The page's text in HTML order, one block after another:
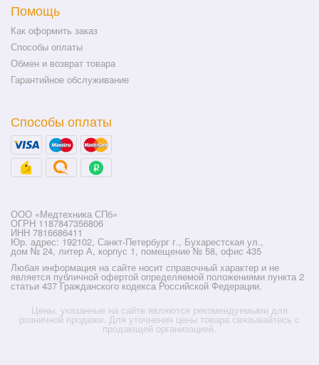
Помощь
Как оформить заказ
Способы оплаты
Обмен и возврат товара
Гарантийное обслуживание
Способы оплаты
ООО «Медтехника СПб»
ОГРН 1187847356806
ИНН 7816686411
Юр. адрес: 192102, Санкт-Петербург г., Бухарестская ул.,
дом № 24, литер А, корпус 1, помещение № 58, офис 435
Любая информация на сайте носит справочный характер и не
является публичной офертой определяемой положениями пункта 2
статьи 437 Гражданского кодекса Российской Федерации.
Цены, указанные на сайте являются рекомендуемыми для
розничной продажи. Для уточнения цены товара связывайтесь с
продающей организацией.